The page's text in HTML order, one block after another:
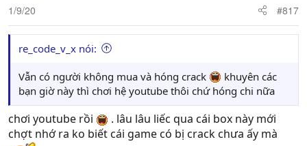
1/9/20 #817
re_code_v_x nói:
Vẫn có người không mua và hóng crack
khuyên các
bạn giờ này thì chơi hệ youtube thôi chứ hóng chi nữa
chơi youtube rồi
. lâu lâu liếc qua cái box này mới
chợt nhớ ra ko biết cái game có bị crack chưa ấy mà